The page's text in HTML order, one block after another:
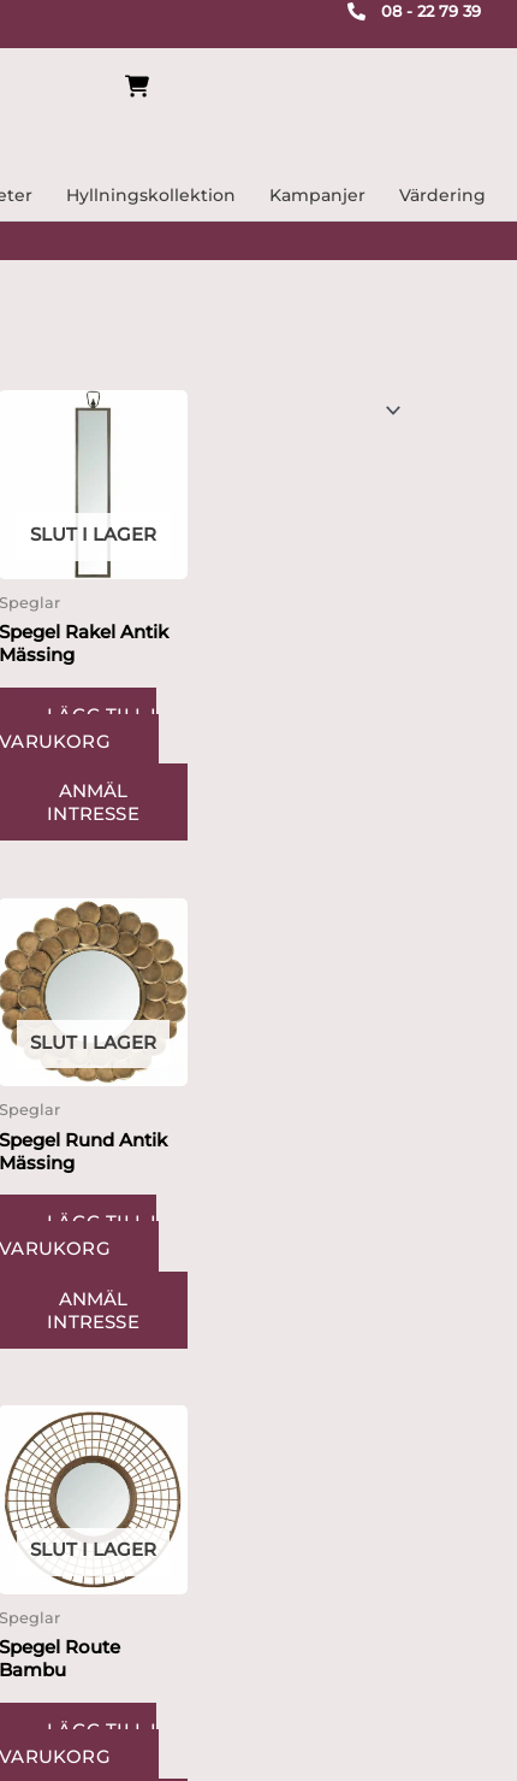
08 - 22 79 39
Hyllningskollektion Kampanjer Värdering
SLUT I LAGER
Speglar
Spegel Rakel Antik
Mässing
LÄGG TILL I
VARUKORG
ANMÄL
INTRESSE
SLUT I LAGER
Speglar
Spegel Rund Antik
Mässing
LÄGG TILL I
VARUKORG
ANMÄL
INTRESSE
SLUT I LAGER
Speglar
Spegel Route
Bambu
LÄGG TILL I
VARUKORG